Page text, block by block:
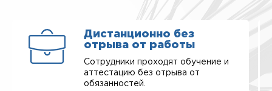
Дистанционно без
отрыва от работы
Сотрудники проходят обучение и
аттестацию без отрыва от
обязанностей.